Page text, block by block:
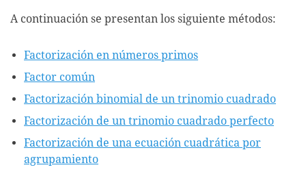
A continuación se presentan los siguiente métodos:
Factorización en números primos
Factor común
Factorización binomial de un trinomio cuadrado
Factorización de un trinomio cuadrado perfecto
Factorización de una ecuación cuadrática por
agrupamiento